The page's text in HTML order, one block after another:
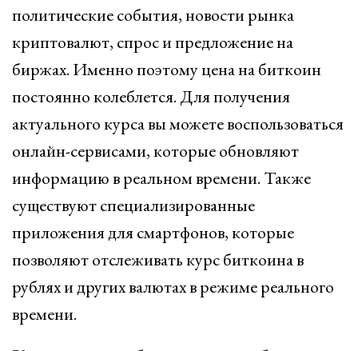
политические события, новости рынка
криптовалют, спрос и предложение на
биржах. Именно поэтому цена на биткоин
постоянно колеблется. Для получения
актуального курса вы можете воспользоваться
онлайн-сервисами, которые обновляют
информацию в реальном времени. Также
существуют специализированные
приложения для смартфонов, которые
позволяют отслеживать курс биткоина в
рублях и других валютах в режиме реального
времени.